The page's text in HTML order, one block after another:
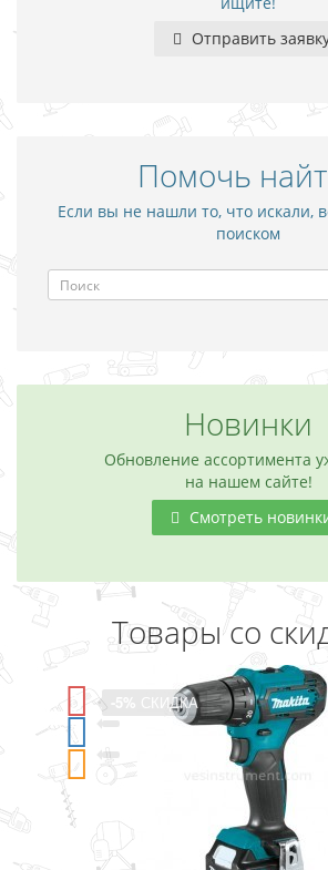
Отправить
Помочь
Если вы не нашли то, что искали,
поиском
Новинки
Обновление ассортимента
на нашем сайте!
Смотреть
Товары со
СКИДКА